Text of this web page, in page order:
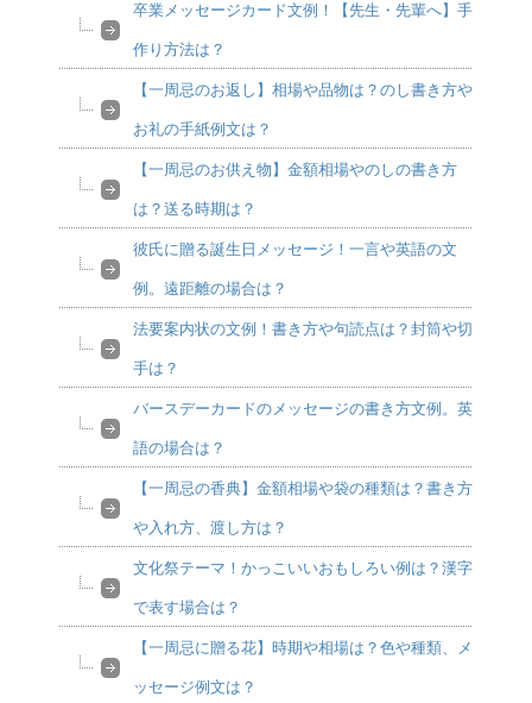
卒業メッセージカード文例！【先生・先輩へ】手
作り方法は？
【一周忌のお返し】相場や品物は？のし書き方や
お礼の手紙例文は？
【一周忌のお供え物】金額相場やのしの書き方
は？送る時期は？
彼氏に贈る誕生日メッセージ！一言や英語の文
例。遠距離の場合は？
法要案内状の文例！書き方や句読点は？封筒や切
手は？
バースデーカードのメッセージの書き方文例。英
語の場合は？
【一周忌の香典】金額相場や袋の種類は？書き方
や入れ方、渡し方は？
文化祭テーマ！かっこいいおもしろい例は？漢字
で表す場合は？
【一周忌に贈る花】時期や相場は？色や種類、メ
ッセージ例文は？